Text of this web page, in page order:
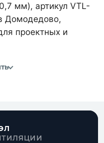
мм), артикул VTL-
Домодедово,
проектных и